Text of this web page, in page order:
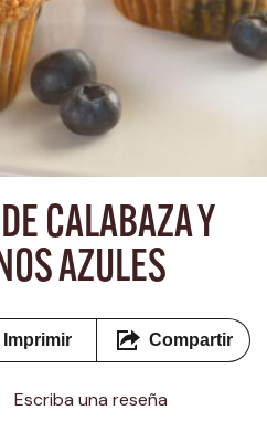
CALABAZA Y
AZULES
Imprimir Compartir
Escriba una reseña